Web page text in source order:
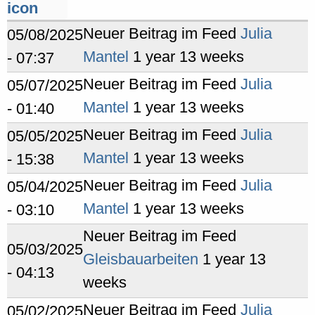
05/08/2025
- 07:37
Neuer Beitrag im Feed Julia
Mantel 1 year 13 weeks
05/07/2025
- 01:40
Neuer Beitrag im Feed Julia
Mantel 1 year 13 weeks
05/05/2025
- 15:38
Neuer Beitrag im Feed Julia
Mantel 1 year 13 weeks
05/04/2025
- 03:10
Neuer Beitrag im Feed Julia
Mantel 1 year 13 weeks
05/03/2025
- 04:13
Neuer Beitrag im Feed
Gleisbauarbeiten 1 year 13
weeks
05/02/2025Neuer Beitrag im Feed Julia